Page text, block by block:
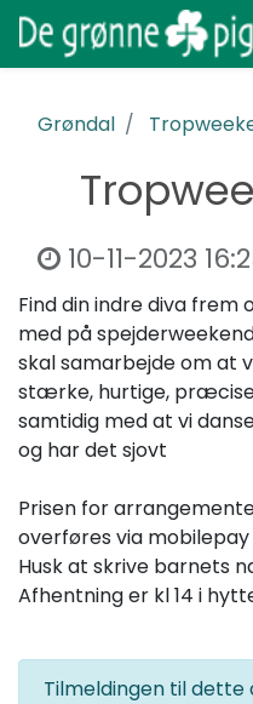
Grøndal
10-11-2023
Find din indre diva frem
med på
skal samarbejde om at
stærke, hurtige,
samtidig med at vi
og har det sjovt
Prisen for
overføres via
Husk at skrive barnets
Afhentning er kl 14 i
Tilmeldingen til